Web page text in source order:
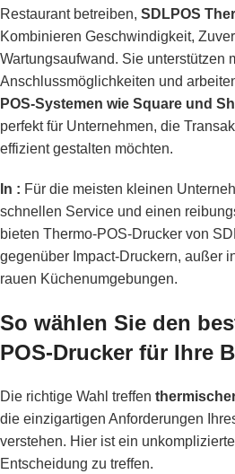
Restaurant betreiben, SDLPOS
Kombinieren Geschwindigkeit,
Wartungsaufwand. Sie unterstützen
Anschlussmöglichkeiten und
POS-Systemen wie Square und
perfekt für Unternehmen, die
effizient gestalten möchten.
In : Für die meisten kleinen
schnellen Service und einen
bieten Thermo-POS-Drucker von
gegenüber Impact-Druckern, außer
rauen Küchenumgebungen.
So wählen Sie den
POS-Drucker für Ihre
Die richtige Wahl treffen
die einzigartigen Anforderungen
verstehen. Hier ist ein
Entscheidung zu treffen.